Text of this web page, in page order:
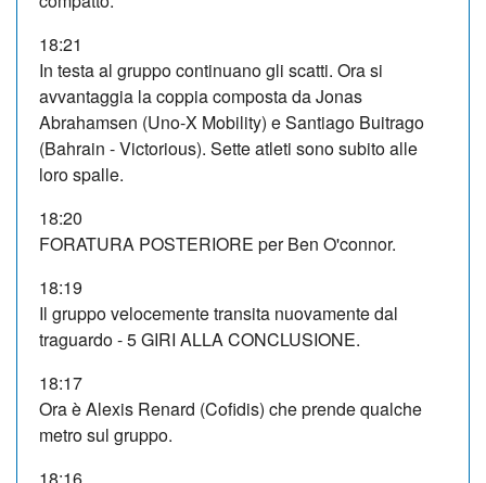
18:21
In testa al gruppo continuano gli scatti. Ora si
avvantaggia la coppia composta da Jonas
Abrahamsen (Uno-X Mobility) e Santiago Buitrago
(Bahrain - Victorious). Sette atleti sono subito alle
loro spalle.
18:20
FORATURA POSTERIORE per Ben O'connor.
18:19
Il gruppo velocemente transita nuovamente dal
traguardo - 5 GIRI ALLA CONCLUSIONE.
18:17
Ora è Alexis Renard (Cofidis) che prende qualche
metro sul gruppo.
18:16